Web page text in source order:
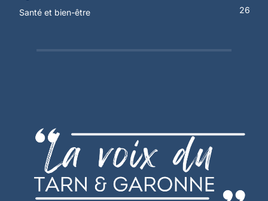
Santé et bien-être
26